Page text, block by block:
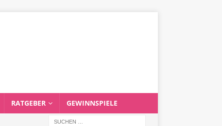
RATGEBER GEWINNSPIELE